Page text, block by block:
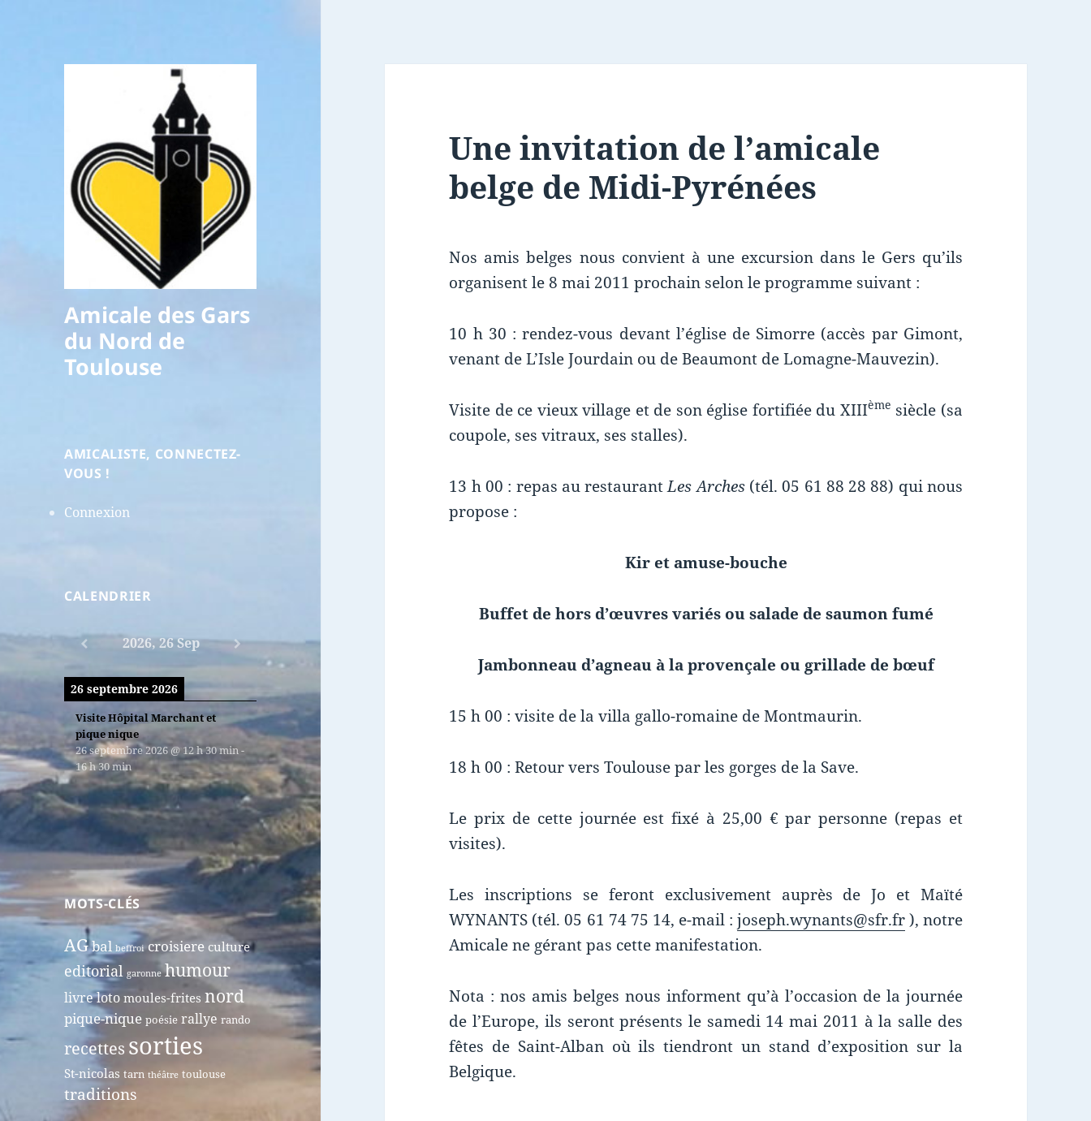
Amicale des Gars
du Nord de
Toulouse
AMICALISTE, CONNECTEZ-
VOUS !
Connexion
CALENDRIER
2026, 26 Sep
26 septembre 2026
Visite Hôpital Marchant et
pique nique
26 septembre 2026@ 12 h 30 min-
16 h 30 min
MOTS-CLÉS
AGbal beffroi croisiere culture
editorial garonne humour
livrelotomoules-frites nord
pique-nique poésie rallye rando
recettes sorties
St-nicolas tarn théâtre toulouse
traditions
Une invitation de l’amicale
belge de Midi-Pyrénées
Nos amis belges nous convient à une excursion dans le Gers qu’ils
organisent le 8 mai 2011 prochain selon le programme suivant :
10 h 30 : rendez-vous devant l’église de Simorre (accès par Gimont,
venant de L’Isle Jourdain ou de Beaumont de Lomagne-Mauvezin).
Visite de ce vieux village et de son église fortifiée du XIIIème siècle (sa
coupole, ses vitraux, ses stalles).
13 h 00 : repas au restaurantLes Arches(tél. 05 61 88 28 88) qui nous
propose :
Kir et amuse-bouche
Buffet de hors d’œuvres variés ou salade de saumon fumé
Jambonneau d’agneau à la provençale ou grillade de bœuf
15 h 00 : visite de la villa gallo-romaine de Montmaurin.
18 h 00 : Retour vers Toulouse par les gorges de la Save.
Le prix de cette journée est fixé à 25,00 € par personne (repas et
visites).
Les inscriptions se feront exclusivement auprès de Jo et Maïté
WYNANTS (tél. 05 61 74 75 14, e-mail : joseph.wynants@sfr.fr), notre
Amicale ne gérant pas cette manifestation.
Nota : nos amis belges nous informent qu’à l’occasion de la journée
de l’Europe, ils seront présents le samedi 14 mai 2011 à la salle des
fêtes de Saint-Alban où ils tiendront un stand d’exposition sur la
Belgique.